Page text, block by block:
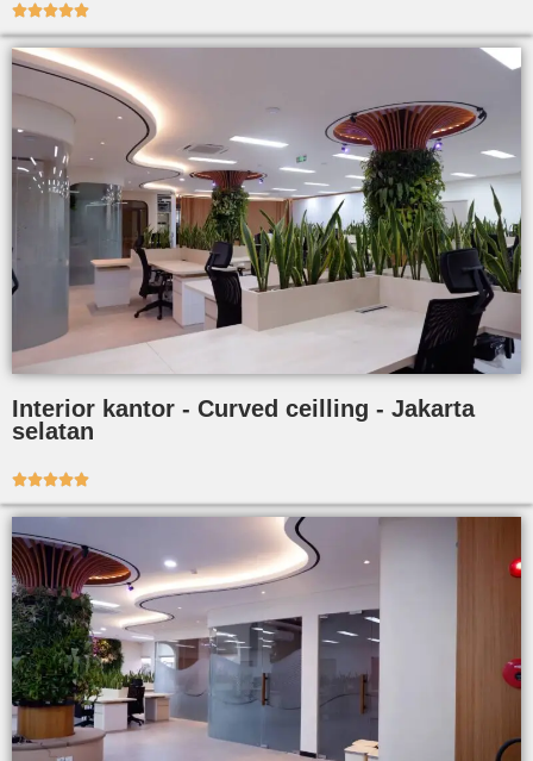

Interior kantor - Curved ceilling - Jakarta
selatan
